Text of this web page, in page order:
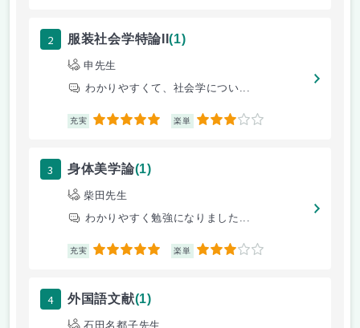
2 服装社会学特論II(1)
申先生
わかりやすくて、社会学につい...
充実 5 楽単 3
3 身体美学論(1)
柴田先生
わかりやすく勉強になりました...
充実 5 楽単 3
4 外国語文献(1)
石田名都子先生